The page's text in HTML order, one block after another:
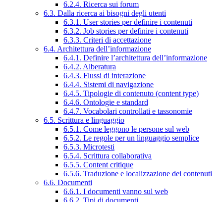
6.2.4. Ricerca sui forum
6.3. Dalla ricerca ai bisogni degli utenti
6.3.1. User stories per definire i contenuti
6.3.2. Job stories per definire i contenuti
6.3.3. Criteri di accettazione
6.4. Architettura dell’informazione
6.4.1. Definire l’architettura dell’informazione
6.4.2. Alberatura
6.4.3. Flussi di interazione
6.4.4. Sistemi di navigazione
6.4.5. Tipologie di contenuto (content type)
6.4.6. Ontologie e standard
6.4.7. Vocabolari controllati e tassonomie
6.5. Scrittura e linguaggio
6.5.1. Come leggono le persone sul web
6.5.2. Le regole per un linguaggio semplice
6.5.3. Microtesti
6.5.4. Scrittura collaborativa
6.5.5. Content critique
6.5.6. Traduzione e localizzazione dei contenuti
6.6. Documenti
6.6.1. I documenti vanno sul web
6.6.2. Tipi di documenti